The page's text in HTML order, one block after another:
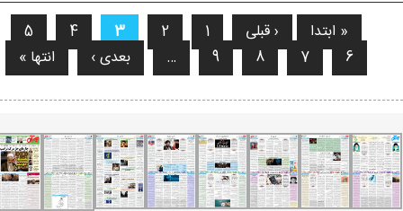
« ابتدا ‹ قبلی 1
2
3
4
5
6
7
8
9
… بعدی › انتها »